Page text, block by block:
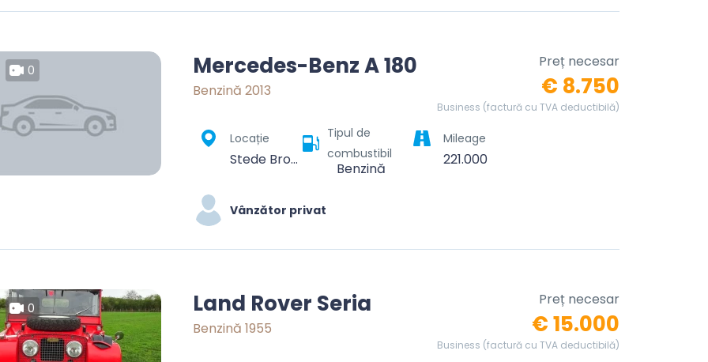
0 Mercedes-Benz A 180
Benzină 2013
Preț necesar
€ 8.750
Business (factură cu TVA deductibilă)
Locație
Stede Broec, Noord-Holland, Nederland
Tipul de
combustibil
Benzină
Mileage
221.000
Vânzător privat
0 Land Rover Seria
Benzină 1955
Preț necesar
€ 15.000
Business (factură cu TVA deductibilă)